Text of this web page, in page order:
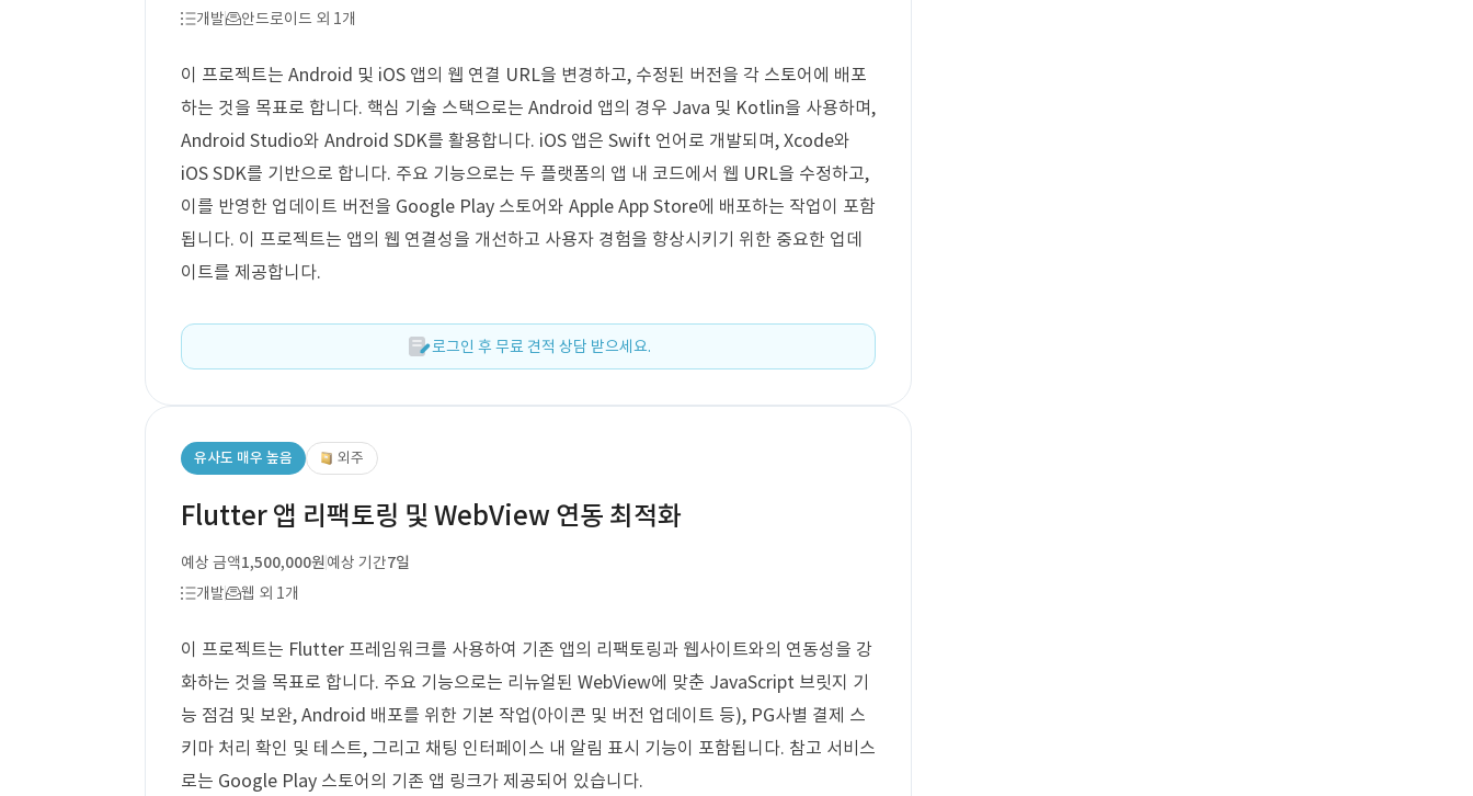
개발
안드로이드 외 1개
이 프로젝트는 Android 및 iOS 앱의 웹 연결 URL을 변경하고, 수정된 버전을 각 스토어에 배포
하는 것을 목표로 합니다. 핵심 기술 스택으로는 Android 앱의 경우 Java 및 Kotlin을 사용하며,
Android Studio와 Android SDK를 활용합니다. iOS 앱은 Swift 언어로 개발되며, Xcode와
iOS SDK를 기반으로 합니다. 주요 기능으로는 두 플랫폼의 앱 내 코드에서 웹 URL을 수정하고,
이를 반영한 업데이트 버전을 Google Play 스토어와 Apple App Store에 배포하는 작업이 포함
됩니다. 이 프로젝트는 앱의 웹 연결성을 개선하고 사용자 경험을 향상시키기 위한 중요한 업데
이트를 제공합니다.
로그인 후 무료 견적 상담 받으세요.
유사도 매우 높음 외주
Flutter 앱 리팩토링 및 WebView 연동 최적화
예상 금액1,500,000원예상 기간7일
개발
웹 외 1개
이 프로젝트는 Flutter 프레임워크를 사용하여 기존 앱의 리팩토링과 웹사이트와의 연동성을 강
화하는 것을 목표로 합니다. 주요 기능으로는 리뉴얼된 WebView에 맞춘 JavaScript 브릿지 기
능 점검 및 보완, Android 배포를 위한 기본 작업(아이콘 및 버전 업데이트 등), PG사별 결제 스
키마 처리 확인 및 테스트, 그리고 채팅 인터페이스 내 알림 표시 기능이 포함됩니다. 참고 서비스
로는 Google Play 스토어의 기존 앱 링크가 제공되어 있습니다.